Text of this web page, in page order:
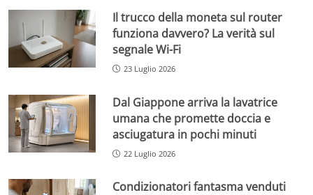
Il trucco della moneta sul router
funziona davvero? La verità sul
segnale Wi-Fi
23 Luglio 2026
Dal Giappone arriva la lavatrice
umana che promette doccia e
asciugatura in pochi minuti
22 Luglio 2026
Condizionatori fantasma venduti